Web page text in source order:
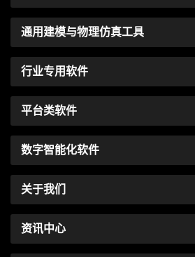
通用建模与物理仿真工具
平台类软件
行业专用软件
数字智能化软件
关于我们
资讯中心